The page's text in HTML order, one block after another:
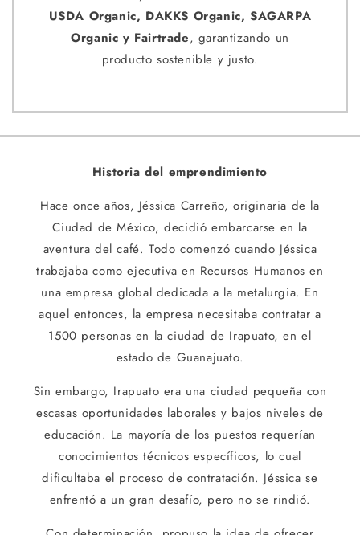
USDA Organic, DAKKS Organic, SAGARPA
Organic y Fairtrade, garantizando un
producto sostenible y justo.
Historia del emprendimiento
Hace once años, Jéssica Carreño, originaria de la
Ciudad de México, decidió embarcarse en la
aventura del café. Todo comenzó cuando Jéssica
trabajaba como ejecutiva en Recursos Humanos en
una empresa global dedicada a la metalurgia. En
aquel entonces, la empresa necesitaba contratar a
1500 personas en la ciudad de Irapuato, en el
estado de Guanajuato.
Sin embargo, Irapuato era una ciudad pequeña con
escasas oportunidades laborales y bajos niveles de
educación. La mayoría de los puestos requerían
conocimientos técnicos específicos, lo cual
dificultaba el proceso de contratación. Jéssica se
enfrentó a un gran desafío, pero no se rindió.